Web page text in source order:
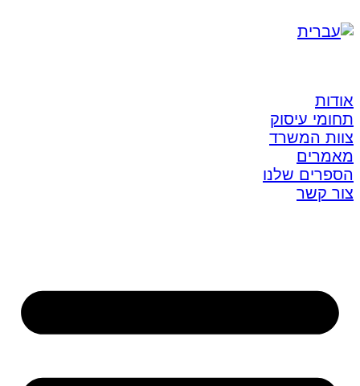
אודות
תחומי עיסוק
צוות המשרד
מאמרים
הספרים שלנו
צור קשר